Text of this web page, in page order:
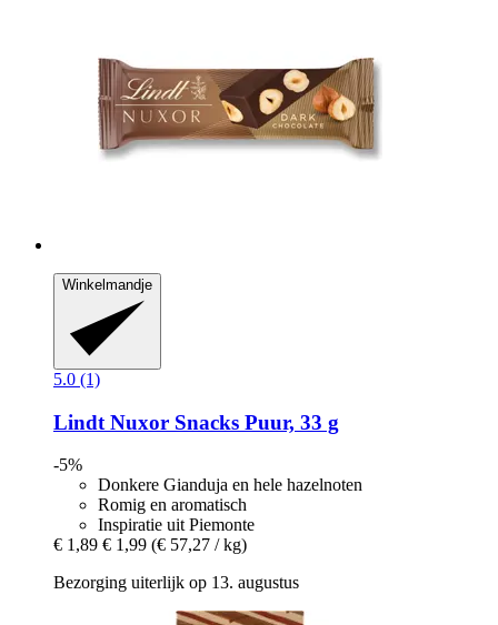
Winkelmandje
5.0 (1)
Lindt Nuxor Snacks Puur, 33 g
-5%
Donkere Gianduja en hele hazelnoten
Romig en aromatisch
Inspiratie uit Piemonte
€ 1,89 € 1,99 (€ 57,27 / kg)
Bezorging uiterlijk op 13. augustus